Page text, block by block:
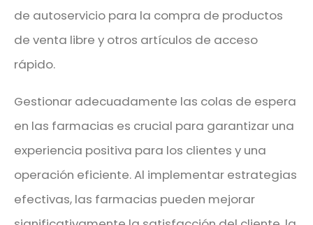
de autoservicio para la compra de productos
de venta libre y otros artículos de acceso
rápido.
Gestionar adecuadamente las colas de espera
en las farmacias es crucial para garantizar una
experiencia positiva para los clientes y una
operación eficiente. Al implementar estrategias
efectivas, las farmacias pueden mejorar